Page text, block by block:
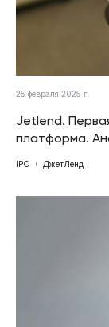
25 февраля 2025 г.
Jetlend.
платформа.
IPO ДжетЛенд